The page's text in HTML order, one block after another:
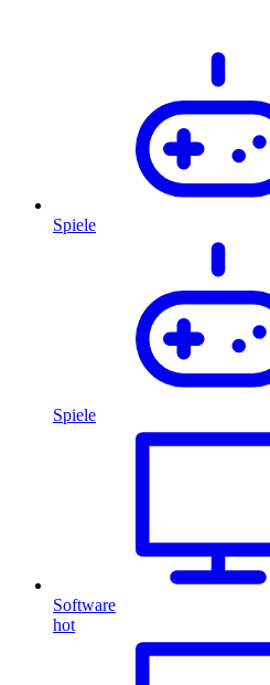
Spiele
Spiele
Software
hot